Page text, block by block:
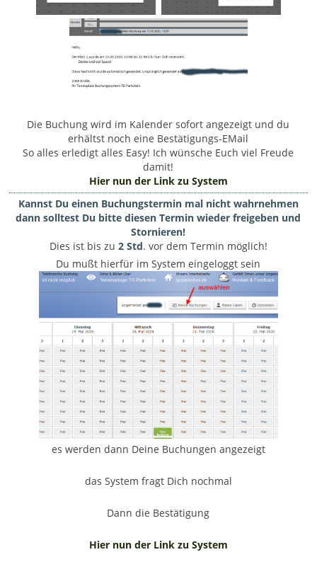
Die Buchung wird im Kalender sofort angezeigt und du
erhältst noch eine Bestätigungs-EMail
So alles erledigt alles Easy! Ich wünsche Euch viel Freude
damit!
Hier nun der Link zu System
Kannst Du einen Buchungstermin mal nicht wahrnehmen
dann solltest Du bitte diesen Termin wieder freigeben und
Stornieren!
Dies ist bis zu 2 Std. vor dem Termin möglich!
Du mußt hierfür im System eingeloggt sein
es werden dann Deine Buchungen angezeigt
das System fragt Dich nochmal
Dann die Bestätigung
Hier nun der Link zu System